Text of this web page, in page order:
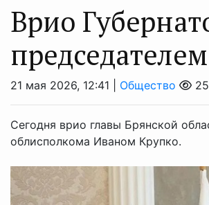
Врио
21 мая 2026, 12:41 | Общество
Сегодня врио главы Брянской
облисполкома Иваном Крупко.